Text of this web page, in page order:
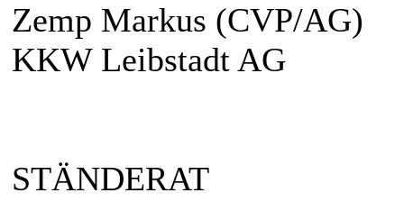
Zemp Markus (CVP/AG)
KKW Leibstadt AG
STÄNDERAT